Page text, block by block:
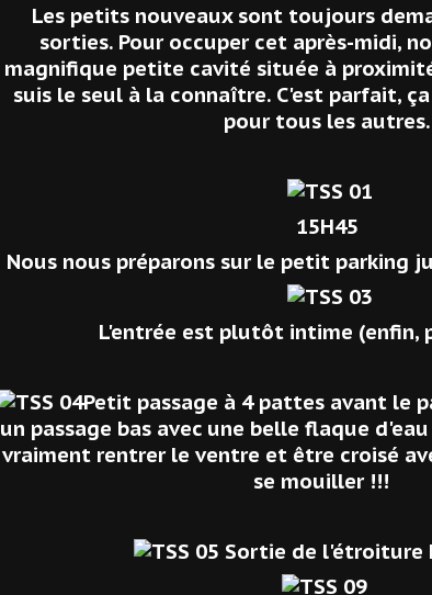
Les petits nouveaux sont toujours
sorties. Pour occuper cet après-midi,
magnifique petite cavité située à
suis le seul à la connaître. C'est parfait,
pour tous les autres.
15H45
Nous nous préparons sur le petit parking
L'entrée est plutôt intime (enfin,
Petit passage à 4 pattes avant le
un passage bas avec une belle flaque
vraiment rentrer le ventre et être croisé
se mouiller !!!
Sortie de l'étroiture